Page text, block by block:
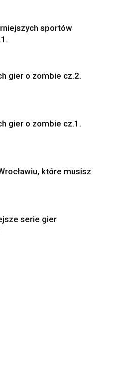
sportów
gier o zombie cz.2.
gier o zombie cz.1.
które musisz
serie gier